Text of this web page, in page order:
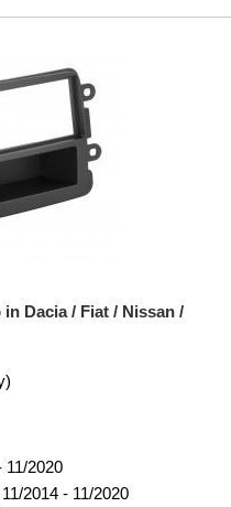
Dacia / Fiat / Nissan /
11/2020
2014 - 11/2020